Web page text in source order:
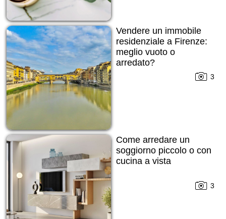
Vendere un immobile
residenziale a Firenze:
meglio vuoto o
arredato?
3
Come arredare un
soggiorno piccolo o con
cucina a vista
3